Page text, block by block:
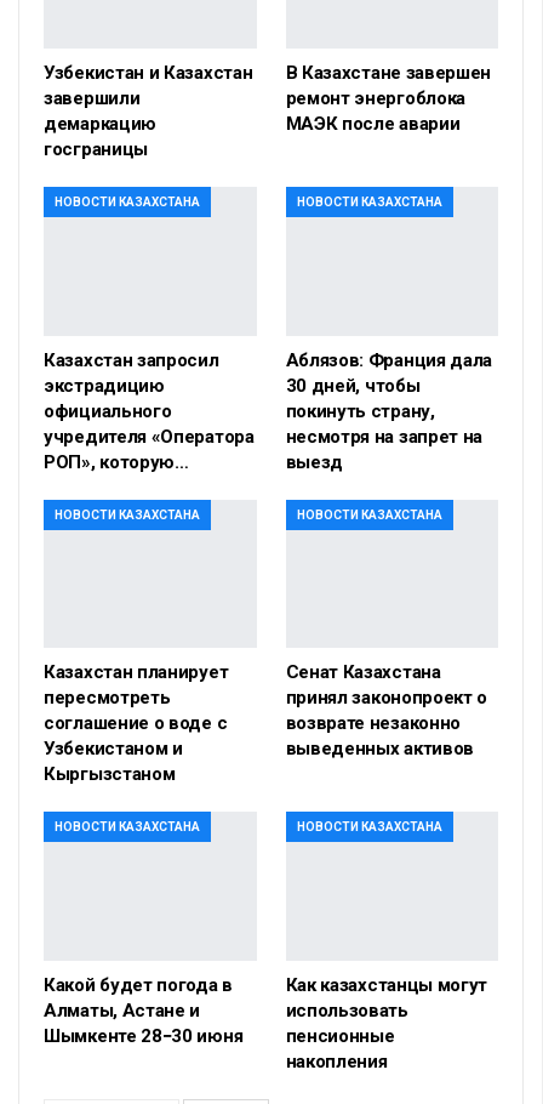
Узбекистан и Казахстан
завершили
демаркацию
госграницы
В Казахстане завершен
ремонт энергоблока
МАЭК после аварии
НОВОСТИ КАЗАХСТАНА
Казахстан запросил
экстрадицию
официального
учредителя «Оператора
РОП», которую…
НОВОСТИ КАЗАХСТАНА
Аблязов: Франция дала
30 дней, чтобы
покинуть страну,
несмотря на запрет на
выезд
НОВОСТИ КАЗАХСТАНА
Казахстан планирует
пересмотреть
соглашение о воде с
Узбекистаном и
Кыргызстаном
НОВОСТИ КАЗАХСТАНА
Сенат Казахстана
принял законопроект о
возврате незаконно
выведенных активов
НОВОСТИ КАЗАХСТАНА
Какой будет погода в
Алматы, Астане и
Шымкенте 28−30 июня
НОВОСТИ КАЗАХСТАНА
Как казахстанцы могут
использовать
пенсионные
накопления